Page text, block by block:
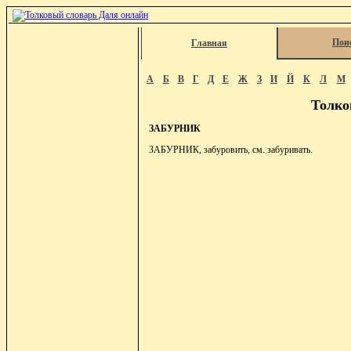
Главная
А Б В Г Д Е Ж З И Й К Л М
ЗАБУРНИК
ЗАБУРНИК, забуровить, см. забуривать.